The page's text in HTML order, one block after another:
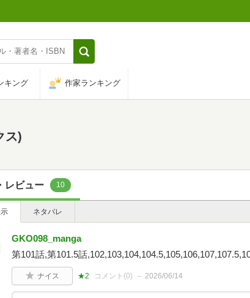
キング 作家ランキング
ス)
レビュー 10
ネタバレ
GKO098_manga
第101話,第101.5話
ナイス ★2 コメント(0) 2026/06/14